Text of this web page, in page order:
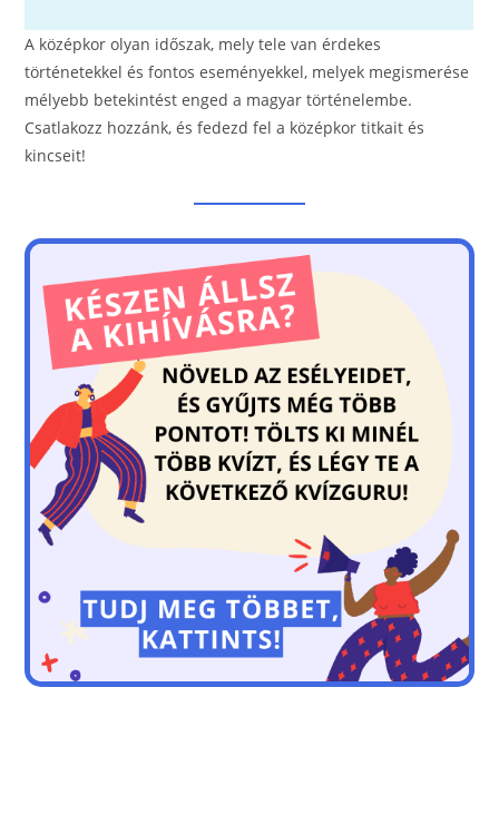
A középkor olyan időszak, mely tele van érdekes
történetekkel és fontos eseményekkel, melyek megismerése
mélyebb betekintést enged a magyar történelembe.
Csatlakozz hozzánk, és fedezd fel a középkor titkait és
kincseit!